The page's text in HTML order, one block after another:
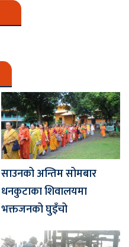
साउनको अन्तिम सोमबार
धनकुटाका शिवालयमा
भक्तजनको घुइँचो